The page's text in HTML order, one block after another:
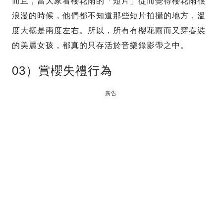
浪漫的時候，他們都不知道那些短片拍攝的地方，溫
度大概是兩度左右。所以，所有有櫻花雨而又穿春裝
的美麗女孩，都真的只存活於音樂錄影帶之中。
03）賞櫻失禮行為
廣告